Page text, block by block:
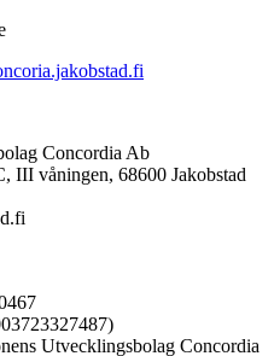
Concordia Ab
III våningen, 68600 Jakobstad
Utvecklingsbolag Concordia